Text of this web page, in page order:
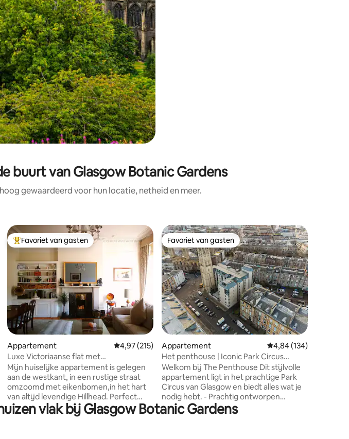
buurt van Glasgow Botanic Gardens
gewaardeerd voor hun locatie, netheid en meer.
van 4,96 op 5, 740 recensies
Topfavoriet van gasten
Favoriet van gasten
Appartement Gemiddelde beoordeling van 4,97 op 5, 215 recensies
4,97 (215)
Luxe Victoriaanse flat met
babyvleugelpiano
Mijn huiselijke appartement is gelegen
aan de westkant, in een rustige straat
omzoomd met eikenbomen,in het hart
van altijd levendige Hillhead. Perfect
gelegen om de eigenzinnige
kringloopwinkels, hippe cafés en bars
Favoriet van gasten
Favoriet van gasten
Appartement Gemiddelde
4,84 (134)
Het penthouse | Iconic Park Circus
Escape
Welkom bij The Penthouse Dit stijlvolle
appartement ligt in het prachtige Park
Circus van Glasgow en biedt alles wat je
nodig hebt. - Prachtig ontworpen
interieurs - Supersnelle wifi en
verwarmingsregeling - 50" Smart TV
vlak bij Glasgow Botanic Gardens